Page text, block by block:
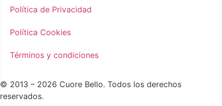
Política de Privacidad
Política Cookies
Términos y condiciones
© 2013 – 2026 Cuore Bello. Todos los derechos
reservados.